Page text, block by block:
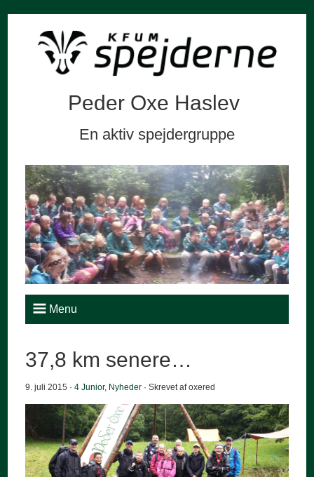
Peder Oxe Haslev
En aktiv spejdergruppe
Menu
37,8 km senere…
9. juli 2015 ·4 Junior, Nyheder · Skrevet af oxered